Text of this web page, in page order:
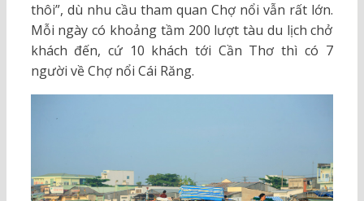
thôi”, dù nhu cầu tham quan Chợ nổi vẫn rất lớn.
Mỗi ngày có khoảng tầm 200 lượt tàu du lịch chở
khách đến, cứ 10 khách tới Cần Thơ thì có 7
người về Chợ nổi Cái Răng.